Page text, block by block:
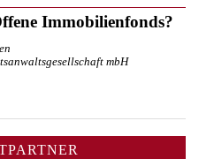
Immobilienfonds?
mbH